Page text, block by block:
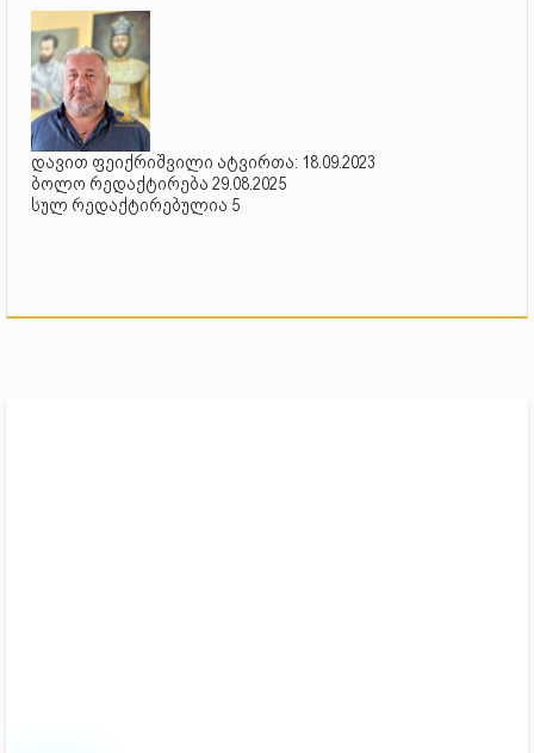
დავით ფეიქრიშვილი ატვირთა: 18.09.2023
ბოლო რედაქტირება 29.08.2025
სულ რედაქტირებულია 5